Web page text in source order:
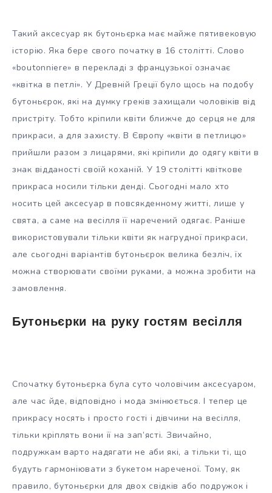
Такий аксесуар як бутоньєрка має майже пятивековую
історію. Яка бере свого початку в 16 столітті. Слово
«boutonniere» в перекладі з французької означає
«квітка в петлі». У Древній Греції було щось на подобу
бутоньєрок, які на думку греків захищали чоловіків від
пристріту. Тобто кріпили квіти ближче до серця не для
прикраси, а для захисту. В Європу «квіти в петлицю»
прийшли разом з лицарями, які кріпили до одягу квіти в
знак відданості своїй коханій. У 19 столітті квіткове
прикраса носили тільки денді. Сьогодні мало хто
носить цей аксесуар в повсякденному житті, лише у
свята, а саме на весілля її наречений одягає. Раніше
використовували тільки квіти як нагрудної прикраси,
але сьогодні варіантів бутоньєрок велика безліч, їх
можна створювати своїми руками, а можна зробити на
замовлення.
Бутоньєрки на руку гостям весілля
Спочатку бутоньєрка була суто чоловічим аксесуаром,
але час йде, відповідно і мода змінюється. І тепер це
прикрасу носять і просто гості і дівчини на весілля,
тільки кріплять вони її на зап’ясті. Звичайно,
подружкам варто надягати не аби які, а тільки ті, що
будуть гармоніювати з букетом нареченої. Тому, як
правило, бутоньєрки для двох свідків або подружок і